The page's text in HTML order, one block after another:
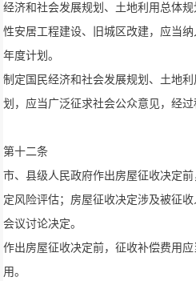
经济和社会发展规划、土地利用总体
性安居工程建设、旧城区改建，应当
年度计划。
制定国民经济和社会发展规划、土地
划，应当广泛征求社会公众意见，经过
第十二条
市、县级人民政府作出房屋征收决定
定风险评估；房屋征收决定涉及被征
会议讨论决定。
作出房屋征收决定前，征收补偿费用
用。